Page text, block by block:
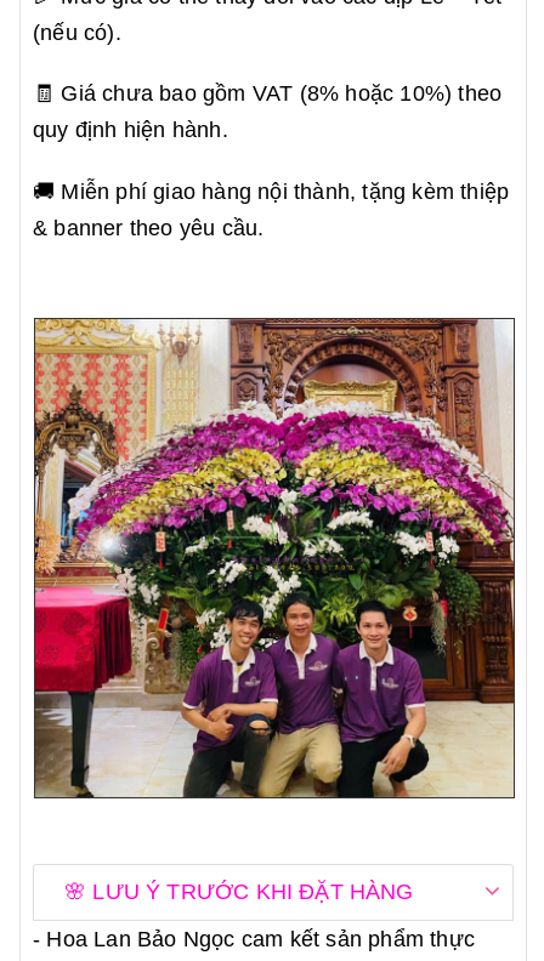
(nếu có).
🧾 Giá chưa bao gồm VAT (8% hoặc 10%) theo
quy định hiện hành.
🚚 Miễn phí giao hàng nội thành, tặng kèm thiệp
& banner theo yêu cầu.
🌸 LƯU Ý TRƯỚC KHI ĐẶT HÀNG
- Hoa Lan Bảo Ngọc cam kết sản phẩm thực